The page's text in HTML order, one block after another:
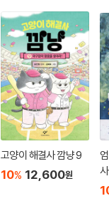
고양이 해결사 깜냥 9
10% 12,600원